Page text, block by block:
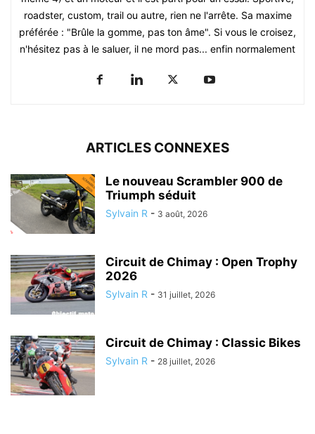
roadster, custom, trail ou autre, rien ne l'arrête. Sa maxime
préférée : "Brûle la gomme, pas ton âme". Si vous le croisez,
n'hésitez pas à le saluer, il ne mord pas... enfin normalement
ARTICLES CONNEXES
Le nouveau Scrambler 900 de
Triumph séduit
Sylvain R - 3 août, 2026
Circuit de Chimay : Open Trophy
2026
Sylvain R - 31 juillet, 2026
Circuit de Chimay : Classic Bikes
Sylvain R - 28 juillet, 2026